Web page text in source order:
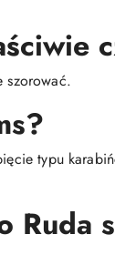
szorować.
typu
Ruda